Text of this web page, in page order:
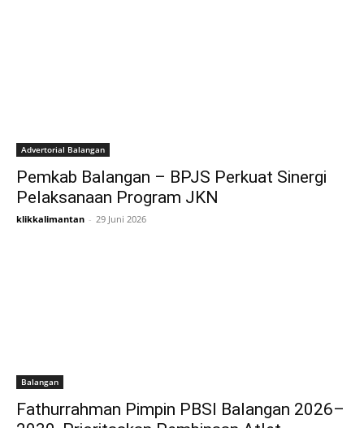
Advertorial Balangan
Pemkab Balangan – BPJS Perkuat Sinergi
Pelaksanaan Program JKN
klikkalimantan - 29 Juni 2026
Balangan
Fathurrahman Pimpin PBSI Balangan 2026–